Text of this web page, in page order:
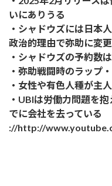
いにありうる
・シャドウズには日本
政治的理由で弥助に変
・シャドウズの予約数
・弥助戦闘時のラップ
・女性や有色人種が主
・UBIは労働力問題を
でに会社を去っている
://http://